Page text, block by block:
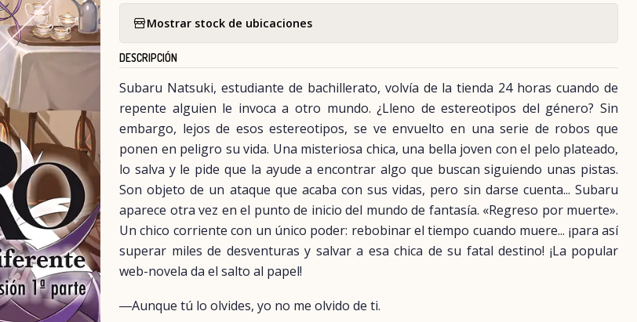
Mostrar stock de ubicaciones
DESCRIPCIÓN
Subaru Natsuki, estudiante de bachillerato, volvía de la tienda 24 horas cuando de
repente alguien le invoca a otro mundo. ¿Lleno de estereotipos del género? Sin
embargo, lejos de esos estereotipos, se ve envuelto en una serie de robos que
ponen en peligro su vida. Una misteriosa chica, una bella joven con el pelo plateado,
lo salva y le pide que la ayude a encontrar algo que buscan siguiendo unas pistas.
Son objeto de un ataque que acaba con sus vidas, pero sin darse cuenta... Subaru
aparece otra vez en el punto de inicio del mundo de fantasía. «Regreso por muerte».
Un chico corriente con un único poder: rebobinar el tiempo cuando muere... ¡para así
superar miles de desventuras y salvar a esa chica de su fatal destino! ¡La popular
web-novela da el salto al papel!
―Aunque tú lo olvides, yo no me olvido de ti.